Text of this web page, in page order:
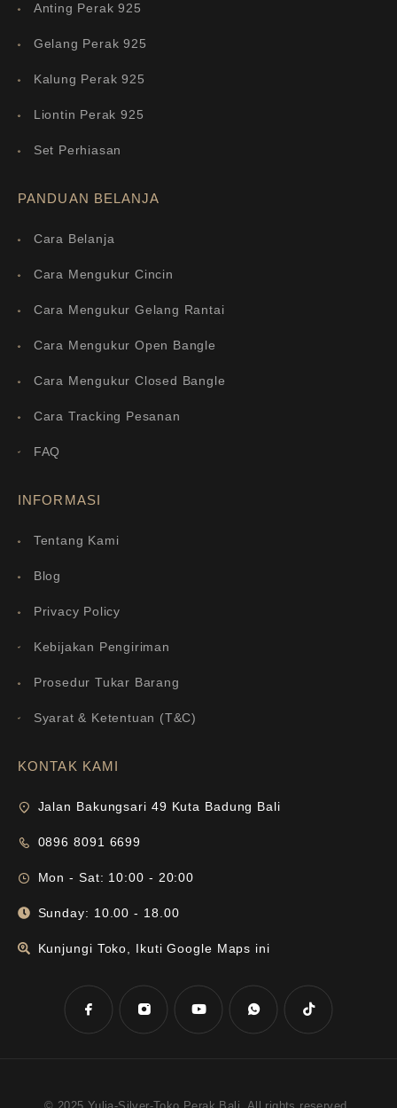
Anting Perak 925
Gelang Perak 925
Kalung Perak 925
Liontin Perak 925
Set Perhiasan
PANDUAN BELANJA
Cara Belanja
Cara Mengukur Cincin
Cara Mengukur Gelang Rantai
Cara Mengukur Open Bangle
Cara Mengukur Closed Bangle
Cara Tracking Pesanan
FAQ
INFORMASI
Tentang Kami
Blog
Privacy Policy
Kebijakan Pengiriman
Prosedur Tukar Barang
Syarat & Ketentuan (T&C)
KONTAK KAMI
Jalan Bakungsari 49 Kuta Badung Bali
0896 8091 6699
Mon - Sat: 10:00 - 20:00
Sunday: 10.00 - 18.00
Kunjungi Toko, Ikuti Google Maps ini